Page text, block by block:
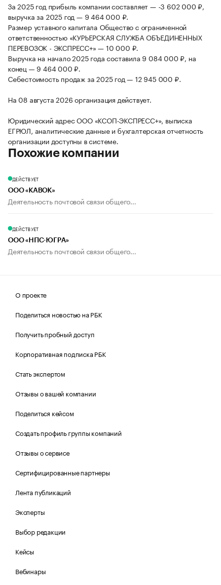
За 2025 год прибыль компании составляет — -3 602 000 ₽,
выручка за 2025 год — 9 464 000 ₽.
Размер уставного капитала Общество с ограниченной
ответственностью «КУРЬЕРСКАЯ СЛУЖБА ОБЪЕДИНЕННЫХ
ПЕРЕВОЗОК - ЭКСПРЕСС+» — 10 000 ₽.
Выручка на начало 2025 года составила 9 084 000 ₽, на
конец — 9 464 000 ₽.
Себестоимость продаж за 2025 год — 12 945 000 ₽.
На 08 августа 2026 организация действует.
Юридический адрес ООО «КСОП-ЭКСПРЕСС+», выписка
ЕГРЮЛ, аналитические данные и бухгалтерская отчетность
организации доступны в системе.
Похожие компании
ДЕЙСТВУЕТ
ООО «КАВОК»
Деятельность почтовой связи общего...
ДЕЙСТВУЕТ
ООО «НПС-ЮГРА»
Деятельность почтовой связи общего...
О проекте
Поделиться новостью на РБК
Получить пробный доступ
Корпоративная подписка РБК
Стать экспертом
Отзывы о вашей компании
Поделиться кейсом
Создать профиль группы компаний
Отзывы о сервисе
Сертифицированные партнеры
Лента публикаций
Эксперты
Выбор редакции
Кейсы
Вебинары